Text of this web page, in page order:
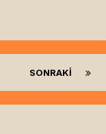
SONRAKI